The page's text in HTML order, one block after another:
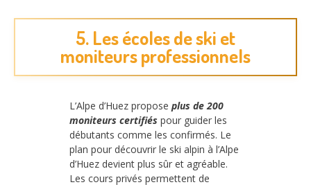
5. Les écoles de ski et
moniteurs professionnels
L’Alpe d’Huez propose plus de 200
moniteurs certifiés pour guider les
débutants comme les confirmés. Le
plan pour découvrir le ski alpin à l’Alpe
d’Huez devient plus sûr et agréable.
Les cours privés permettent de